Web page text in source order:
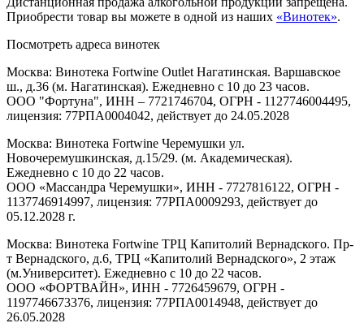
Приобрести товар вы можете в одной из наших «Винотек».
Посмотреть адреса винотек
Москва: Винотека Fortwine Outlet Нагатинская. Варшавское
ш., д.36 (м. Нагатинская). Ежедневно с 10 до 23 часов.
ООО "Фортуна", ИНН – 7721746704, ОГРН - 1127746004495,
лицензия: 77РПА0004042, действует до 24.05.2028
Москва: Винотека Fortwine Черемушки ул.
Новочеремушкинская, д.15/29. (м. Академическая).
Ежедневно с 10 до 22 часов.
ООО «Массандра Черемушки», ИНН - 7727816122, ОГРН -
1137746914997, лицензия: 77РПА0009293, действует до
05.12.2028 г.
Москва: Винотека Fortwine ТРЦ Капитолий Вернадского. Пр-
т Вернадского, д.6, ТРЦ «Капитолий Вернадского», 2 этаж
(м.Университет). Ежедневно с 10 до 22 часов.
ООО «ФОРТВАЙН», ИНН - 7726459679, ОГРН -
1197746673376, лицензия: 77РПА0014948, действует до
26.05.2028